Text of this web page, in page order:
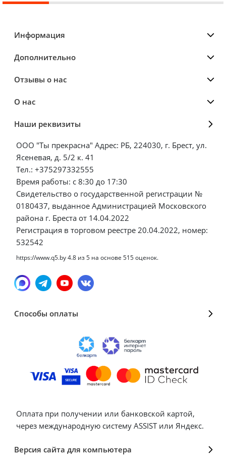
Информация
Дополнительно
Отзывы о нас
О нас
Наши реквизиты
ООО "Ты прекрасна" Адрес: РБ, 224030, г. Брест, ул.
Ясеневая, д. 5/2 к. 41
Тел.: +375297332555
Время работы: с 8:30 до 17:30
Свидетельство о государственной регистрации №
0180437, выданное Администрацией Московского
района г. Бреста от 14.04.2022
Регистрация в торговом реестре 20.04.2022, номер:
532542
https://www.q5.by4.8 из5 на основе 515оценок.
Способы оплаты
Оплата при получении или банковской картой,
через международную систему ASSIST или Яндекс.
Версия сайта для компьютера